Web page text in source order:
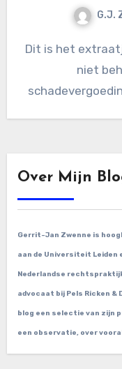
G.J.
Dit is het extraatje over inzagerechten (met de
niet
Over Mijn
Gerrit-Jan Zwenne is
aan de Universiteit Leiden
Nederlandse
advocaat bij Pels Ricken &
blog een selectie van zijn
een observatie, over